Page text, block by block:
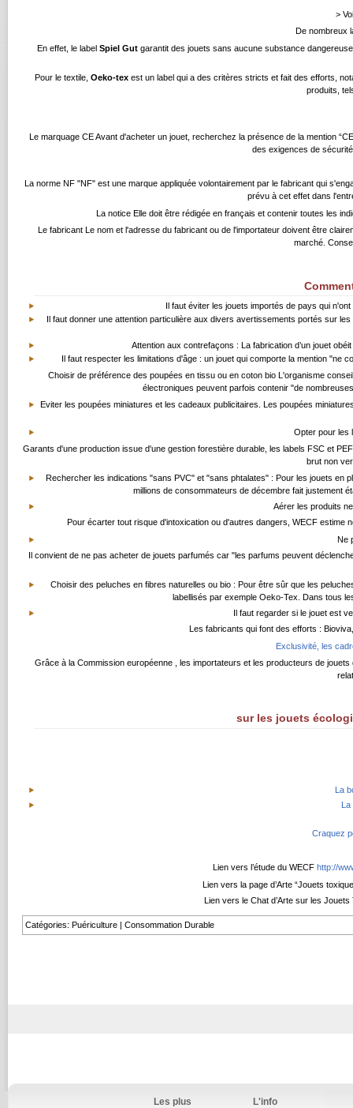
>
De nombreux
En effet, le labelSpiel Gutgarantit des jouets sans aucune substance
Pour le textile, Oeko-tex est un label qui a des critères stricts et fait des efforts,
produits,
Le marquage CE Avant d'acheter un jouet, recherchez la présence de la mention
des exigences de
La norme NF "NF" est une marque appliquée volontairement par le fabricant qui
prévu à cet effet dans
La notice Elle doit être rédigée en français et contenir toutes les
Le fabricant Le nom et l'adresse du fabricant ou de l'importateur doivent être
marché.
Il faut éviter les jouets importés de pays qui
Il faut donner une attention particulière aux divers avertissements portés sur
Attention aux contrefaçons : La fabrication d’un jouet
Il faut respecter les limitations d'âge : un jouet qui comporte la mention
Choisir de préférence des poupées en tissu ou en coton bio L'organisme
électroniques peuvent parfois contenir "de
Eviter les poupées miniatures et les cadeaux publicitaires. Les poupées
Opter pour les
Garants d'une production issue d'une gestion forestière durable, les labels FSC et
brut non
Rechercher les indications "sans PVC" et "sans phtalates" : Pour les jouets en
millions de consommateurs de décembre fait justement
Aérer les produits
Pour écarter tout risque d'intoxication ou d'autres dangers, WECF estime
Ne
Il convient de ne pas acheter de jouets parfumés car "les parfums peuvent
Choisir des peluches en fibres naturelles ou bio : Pour être sûr que les
labellisés par exemple Oeko-Tex. Dans tous
Il faut regarder si le jouet est
Les fabricants qui font des efforts :
Exclusivité, les
Grâce à la Commission européenne , les importateurs et les producteurs de
sur les jouets
La
La
Craquez
Lien vers l’étude du WECF http://
Lien vers la page d’Arte “Jouets
Lien vers le Chat d’Arte sur les
Catégories: Puériculture |Consommation Durable
Les plus L'info